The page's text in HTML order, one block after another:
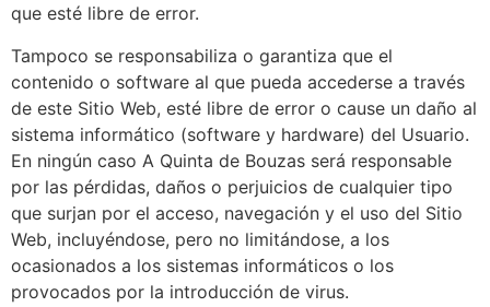
que esté libre de error.
Tampoco se responsabiliza o garantiza que el
contenido o software al que pueda accederse a través
de este Sitio Web, esté libre de error o cause un daño al
sistema informático (software y hardware) del Usuario.
En ningún caso A Quinta de Bouzas será responsable
por las pérdidas, daños o perjuicios de cualquier tipo
que surjan por el acceso, navegación y el uso del Sitio
Web, incluyéndose, pero no limitándose, a los
ocasionados a los sistemas informáticos o los
provocados por la introducción de virus.